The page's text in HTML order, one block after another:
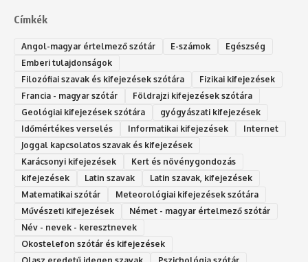
Címkék
Angol-magyar értelmező szótár E-számok
Egészség
Emberi tulajdonságok
Filozófiai szavak és kifejezések szótára
Fizikai kifejezések
Francia - magyar szótár
Földrajzi kifejezések szótára
Geológiai kifejezések szótára
gyógyászati kifejezések
Időmértékes verselés
Informatikai kifejezések
Internet
Joggal kapcsolatos szavak és kifejezések
Karácsonyi kifejezések
Kert és növénygondozás
kifejezések
Latin szavak
Latin szavak, kifejezések
Matematikai szótár
Meteorológiai kifejezések szótára
Művészeti kifejezések
Német - magyar értelmező szótár
Név - nevek - keresztnevek
Okostelefon szótár és kifejezések